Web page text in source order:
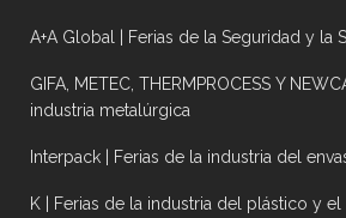
A+A Global | Ferias de la Seguridad y la
GIFA, METEC, THERMPROCESS Y
industria metalúrgica
Interpack | Ferias de la industria del
K | Ferias de la industria del plástico y